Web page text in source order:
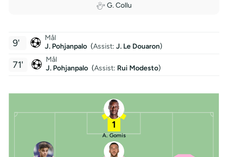
G. Collu
Mål
J. Pohjanpalo (Assist: J. Le Douaron)
9'
Mål
J. Pohjanpalo (Assist: Rui Modesto)
71'
1
A. Gomis